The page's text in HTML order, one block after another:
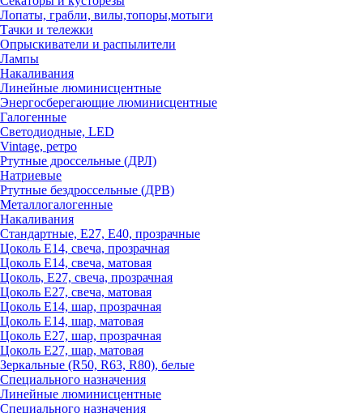
Лопаты, грабли, вилы,топоры,мотыги
Тачки и тележки
Опрыскиватели и распылители
Лампы
Накаливания
Линейные люминисцентные
Энергосберегающие люминисцентные
Галогенные
Светодиодные, LED
Vintage, ретро
Ртутные дроссельные (ДРЛ)
Натриевые
Ртутные бездроссельные (ДРВ)
Металлогалогенные
Накаливания
Стандартные, Е27, Е40, прозрачные
Цоколь Е14, свеча, прозрачная
Цоколь Е14, свеча, матовая
Цоколь, Е27, свеча, прозрачная
Цоколь Е27, свеча, матовая
Цоколь Е14, шар, прозрачная
Цоколь Е14, шар, матовая
Цоколь Е27, шар, прозрачная
Цоколь Е27, шар, матовая
Зеркальные (R50, R63, R80), белые
Специального назначения
Линейные люминисцентные
Специального назначения